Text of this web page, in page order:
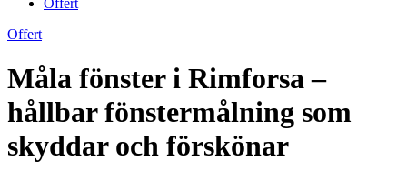
Offert
Måla fönster i Rimforsa –
hållbar fönstermålning som
skyddar och förskönar